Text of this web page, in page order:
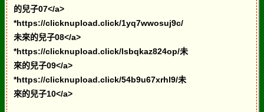
的兒子07</a>
*https://clicknupload.click/1yq7wwosuj9c/
未來的兒子08</a>
*https://clicknupload.click/lsbqkaz824op/未
來的兒子09</a>
*https://clicknupload.click/54b9u67xrhl9/未
來的兒子10</a>